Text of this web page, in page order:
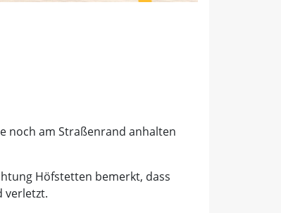
noch am Straßenrand anhalten
Höfstetten bemerkt, dass
verletzt.